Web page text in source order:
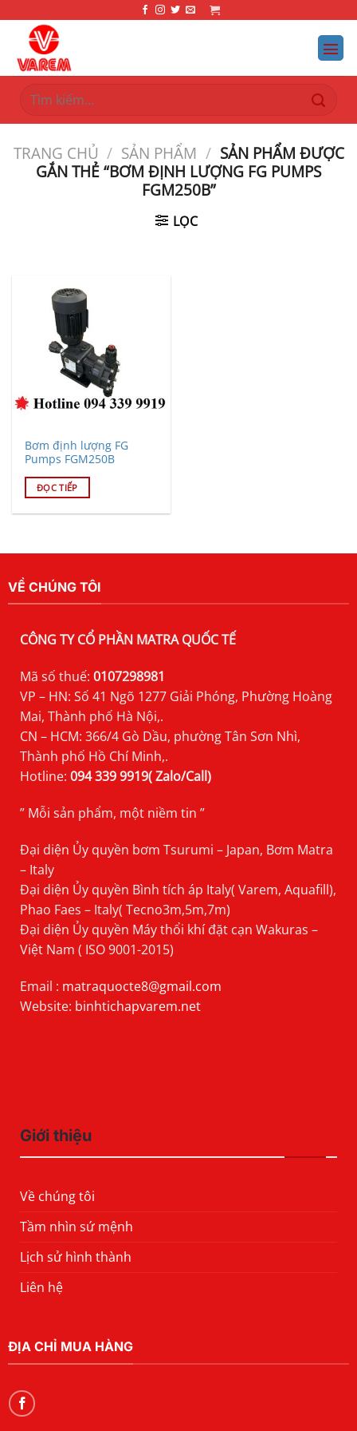
dung
Tìm
kiếm:
TRANG CHỦ / SẢN PHẨM / SẢN PHẨM ĐƯỢC
GẮN THẺ “BƠM ĐỊNH LƯỢNG FG PUMPS
FGM250B”
LỌC
Bơm định lượng FG
Pumps FGM250B
ĐỌC TIẾP
VỀ CHÚNG TÔI
CÔNG TY CỔ PHẦN MATRA QUỐC TẾ
Mã số thuế: 0107298981
VP – HN: Số 41 Ngõ 1277 Giải Phóng, Phường Hoàng
Mai, Thành phố Hà Nội,.
CN – HCM: 366/4 Gò Dầu, phường Tân Sơn Nhì,
Thành phố Hồ Chí Minh,.
Hotline: 094 339 9919( Zalo/Call)
” Mỗi sản phẩm, một niềm tin ”
Đại diện Ủy quyền bơm Tsurumi – Japan, Bơm Matra
– Italy
Đại diện Ủy quyền Bình tích áp Italy( Varem, Aquafill),
Phao Faes – Italy( Tecno3m,5m,7m)
Đại diện Ủy quyền Máy thổi khí đặt cạn Wakuras –
Việt Nam ( ISO 9001-2015)
Email : matraquocte8@gmail.com
Website: binhtichapvarem.net
Giới thiệu
Về chúng tôi
Tầm nhìn sứ mệnh
Lịch sử hình thành
Liên hệ
ĐỊA CHỈ MUA HÀNG